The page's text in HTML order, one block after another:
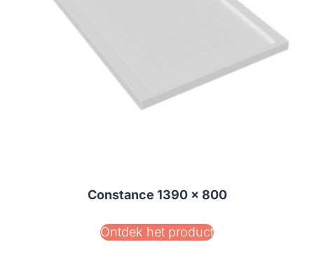
Constance 1390 x 800
Ontdek het product